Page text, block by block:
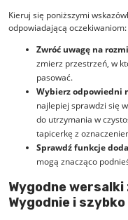
Kieruj się poniższymi
odpowiadającą oczekiwaniom:
Zwróć uwagę na
zmierz przestrzeń, w
pasować.
Wybierz odpowiedni
najlepiej sprawdzi się
do utrzymania w
tapicerkę z
Sprawdź funkcje
mogą znacząco
Wygodne
Wygodnie i szybko